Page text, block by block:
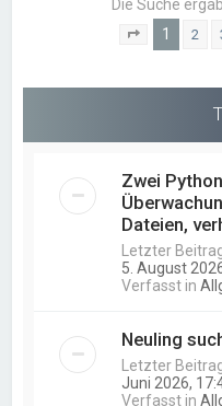
Die Suche
Seite von
1 2
Zwei
Dateien,
Letzter
5. August
Verfasst in
Neuling
Letzter
Juni 2026,
Verfasst in